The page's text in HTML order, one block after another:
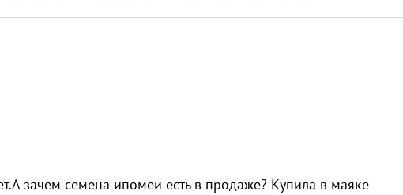
зачем семена ипомеи есть в продаже? Купила в маяке